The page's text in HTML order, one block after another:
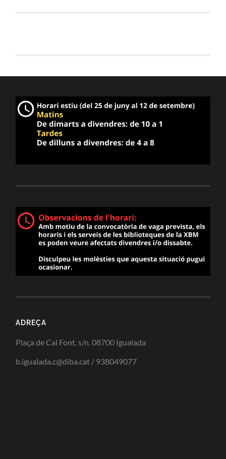
ADREÇA
Plaça de Cal Font, s/n. 08700 Igualada
b.igualada.c@diba.cat / 938049077